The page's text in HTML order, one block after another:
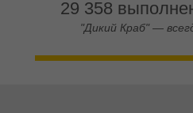
29 358
"Дикий Краб" —